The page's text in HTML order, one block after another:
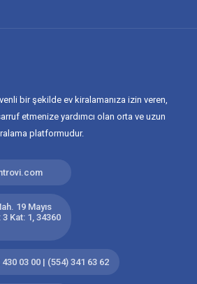
bir şekilde ev kiralamanıza izin veren,
etmenize yardımcı olan orta ve uzun
platformudur.
19 Mayıs
Kat: 1, 34360
03 00 | (554) 341 63 62